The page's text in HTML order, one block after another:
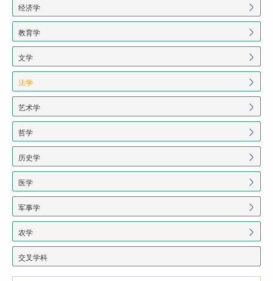
经济学
教育学
文学
法学
艺术学
哲学
历史学
医学
军事学
农学
交叉学科